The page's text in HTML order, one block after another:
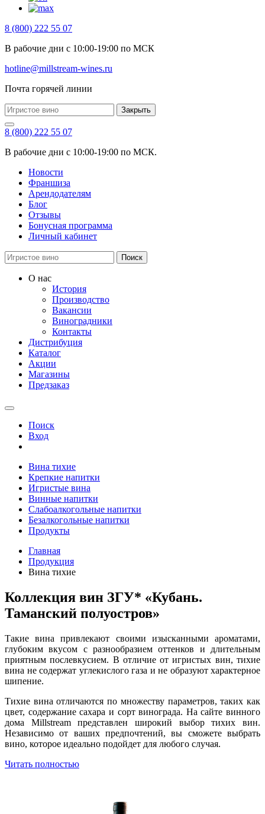
8 (800) 222 55 07
В рабочие дни с 10:00-19:00 по МСК
hotline@millstream-wines.ru
Почта горячей линии
Закрыть
8 (800) 222 55 07
В рабочие дни с 10:00-19:00 по МСК.
Новости
Франшиза
Арендодателям
Блог
Отзывы
Бонусная программа
Личный кабинет
Поиск
О нас
История
Производство
Вакансии
Виноградники
Контакты
Дистрибуция
Каталог
Акции
Магазины
Предзаказ
Поиск
Вход
Вина тихие
Крепкие напитки
Игристые вина
Винные напитки
Слабоалкогольные напитки
Безалкогольные напитки
Продукты
Главная
Продукция
Вина тихие
Коллекция вин ЗГУ* «Кубань.
Таманский полуостров»
Такие вина привлекают своими изысканными ароматами,
глубоким вкусом с разнообразием оттенков и длительным
приятным послевкусием. В отличие от игристых вин, тихие
вина не содержат углекислого газа и не образуют характерное
шипение.
Тихие вина отличаются по множеству параметров, таких как
цвет, содержание сахара и сорт винограда. На сайте винного
дома Millstream представлен широкий выбор тихих вин.
Независимо от ваших предпочтений, вы сможете выбрать
вино, которое идеально подойдет для любого случая.
Читать полностью